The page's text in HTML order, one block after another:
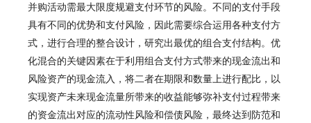
并购活动需最大限度规避支付环节的风险。不同的支付手段
具有不同的优势和支付风险，因此需要综合运用各种支付方
式，进行合理的整合设计，研究出最优的组合支付结构。优
化混合的关键因素在于利用组合支付方式带来的现金流出和
风险资产的现金流入，将二者在期限和数量上进行配比，以
实现资产未来现金流量所带来的收益能够弥补支付过程带来
的资金流出对应的流动性风险和偿债风险，最终达到防范和